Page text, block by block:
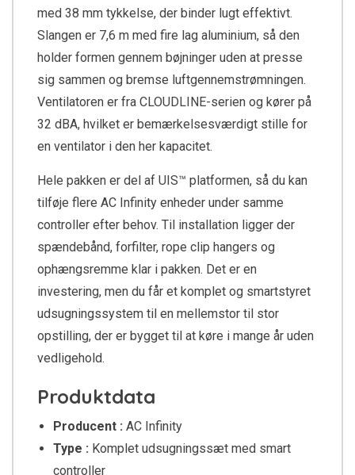
med 38 mm tykkelse, der binder lugt effektivt.
Slangen er 7,6 m med fire lag aluminium, så den
holder formen gennem bøjninger uden at presse
sig sammen og bremse luftgennemstrømningen.
Ventilatoren er fra CLOUDLINE-serien og kører på
32 dBA, hvilket er bemærkelsesværdigt stille for
en ventilator i den her kapacitet.
Hele pakken er del af UIS™ platformen, så du kan
tilføje flere AC Infinity enheder under samme
controller efter behov. Til installation ligger der
spændebånd, forfilter, rope clip hangers og
ophængsremme klar i pakken. Det er en
investering, men du får et komplet og smartstyret
udsugningssystem til en mellemstor til stor
opstilling, der er bygget til at køre i mange år uden
vedligehold.
Produktdata
Producent : AC Infinity
Type : Komplet udsugningssæt med smart
controller